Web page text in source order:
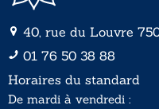
40, rue du Louvre
01 76 50 38 88
Horaires du standard
De mardi à vendredi :